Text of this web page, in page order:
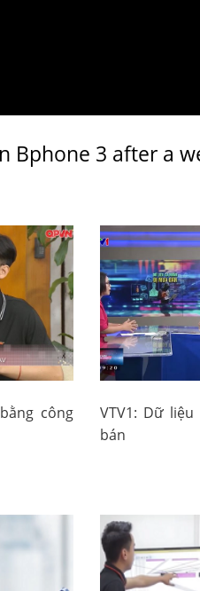
Bphone 3 after a
công
VTV1: Dữ
bán